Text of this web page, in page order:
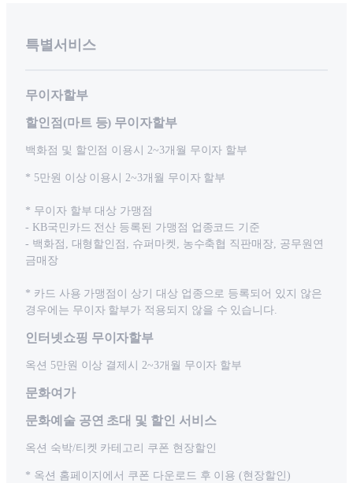
특별서비스
무이자할부
할인점(마트 등) 무이자할부
백화점 및 할인점 이용시 2~3개월 무이자 할부
* 5만원 이상 이용시 2~3개월 무이자 할부
* 무이자 할부 대상 가맹점
- KB국민카드 전산 등록된 가맹점 업종코드 기준
- 백화점, 대형할인점, 슈퍼마켓, 농수축협 직판매장, 공무원연
금매장
* 카드 사용 가맹점이 상기 대상 업종으로 등록되어 있지 않은
경우에는 무이자 할부가 적용되지 않을 수 있습니다.
인터넷쇼핑 무이자할부
옥션 5만원 이상 결제시 2~3개월 무이자 할부
문화여가
문화예술 공연 초대 및 할인 서비스
옥션 숙박/티켓 카테고리 쿠폰 현장할인
* 옥션 홈페이지에서 쿠폰 다운로드 후 이용 (현장할인)